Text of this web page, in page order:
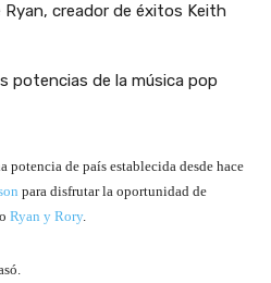
Ryan, creador de éxitos Keith
potencias de la música pop
potencia de país establecida desde hace
para disfrutar la oportunidad de
Ryan y Rory.